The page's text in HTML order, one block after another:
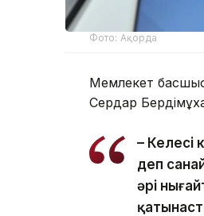
Фото: Ақорда
Мемлекет
Сердар
– Келесі
деп
әрі